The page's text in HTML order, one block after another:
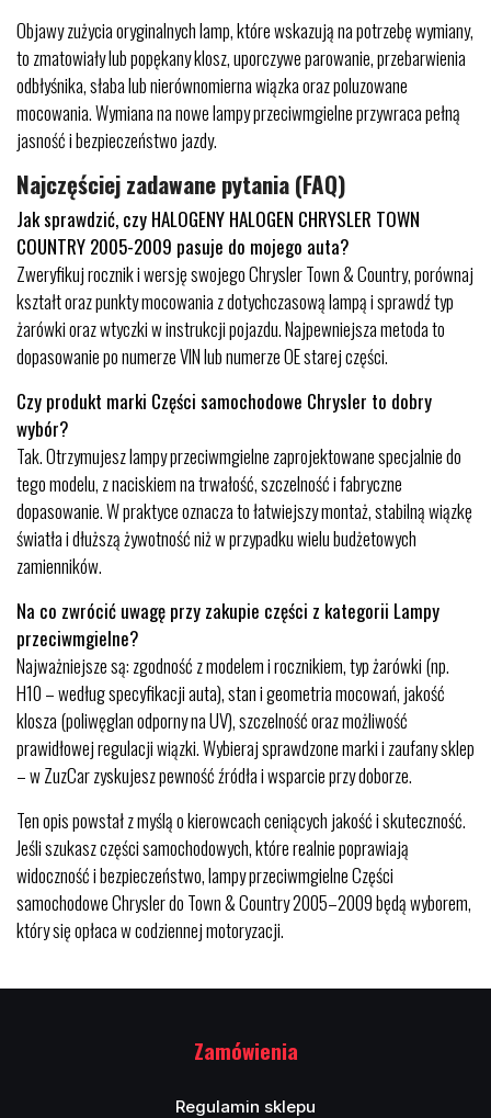
Objawy zużycia oryginalnych lamp, które wskazują na potrzebę wymiany,
to zmatowiały lub popękany klosz, uporczywe parowanie, przebarwienia
odbłyśnika, słaba lub nierównomierna wiązka oraz poluzowane
mocowania. Wymiana na nowe lampy przeciwmgielne przywraca pełną
jasność i bezpieczeństwo jazdy.
Najczęściej zadawane pytania (FAQ)
Jak sprawdzić, czy HALOGENY HALOGEN CHRYSLER TOWN
COUNTRY 2005-2009 pasuje do mojego auta?
Zweryfikuj rocznik i wersję swojego Chrysler Town & Country, porównaj
kształt oraz punkty mocowania z dotychczasową lampą i sprawdź typ
żarówki oraz wtyczki w instrukcji pojazdu. Najpewniejsza metoda to
dopasowanie po numerze VIN lub numerze OE starej części.
Czy produkt marki Części samochodowe Chrysler to dobry
wybór?
Tak. Otrzymujesz lampy przeciwmgielne zaprojektowane specjalnie do
tego modelu, z naciskiem na trwałość, szczelność i fabryczne
dopasowanie. W praktyce oznacza to łatwiejszy montaż, stabilną wiązkę
światła i dłuższą żywotność niż w przypadku wielu budżetowych
zamienników.
Na co zwrócić uwagę przy zakupie części z kategorii Lampy
przeciwmgielne?
Najważniejsze są: zgodność z modelem i rocznikiem, typ żarówki (np.
H10 – według specyfikacji auta), stan i geometria mocowań, jakość
klosza (poliwęglan odporny na UV), szczelność oraz możliwość
prawidłowej regulacji wiązki. Wybieraj sprawdzone marki i zaufany sklep
– w ZuzCar zyskujesz pewność źródła i wsparcie przy doborze.
Ten opis powstał z myślą o kierowcach ceniących jakość i skuteczność.
Jeśli szukasz części samochodowych, które realnie poprawiają
widoczność i bezpieczeństwo, lampy przeciwmgielne Części
samochodowe Chrysler do Town & Country 2005–2009 będą wyborem,
który się opłaca w codziennej motoryzacji.
Zamówienia
Regulamin sklepu